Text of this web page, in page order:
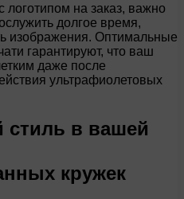
на заказ, важно
долгое время,
изображения. Оптимальные
гарантируют, что ваш
даже после
ультрафиолетовых
в вашей
кружек